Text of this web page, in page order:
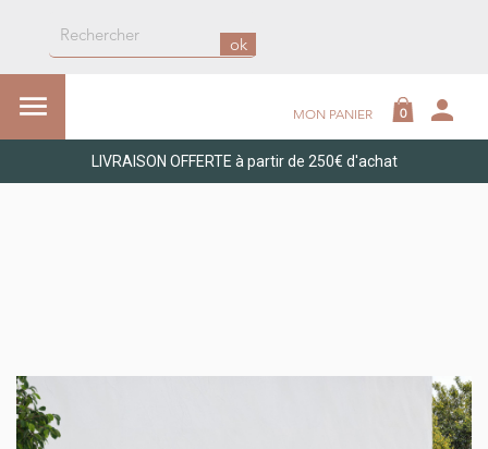
ok
 MON PANIER 0 person
LIVRAISON OFFERTE à partir de 250€ d'achat